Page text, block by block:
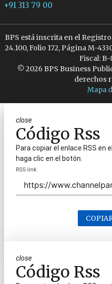
+91 313 79 00
BPS está inscrita en el
24.100, Folio 172, Página M-
Fiscal: B-
© 2026 BPS Business
derechos
Mapa
close
Código Rss
Para copiar el enlace RSS en
haga clic en el botón.
RSS link
close
Código Rss